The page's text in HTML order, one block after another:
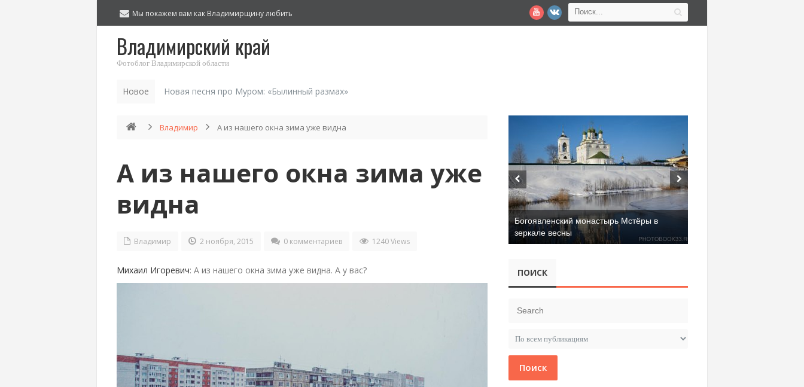
Мы покажем вам как Владимирщину любить
Владимирский край
Фотоблог Владимирской области
Новое Новая песня про Муром: «Былинный размах»
Владимир А из нашего окна зима уже видна
А из нашего окна зима уже
видна
Владимир 2 ноября, 2015 0 комментариев 1240 Views
Михаил Игоревич: А из нашего окна зима уже видна. А у вас?
Богоявленский монастырь Мстёры в
зеркале весны
ПОИСК
Поиск